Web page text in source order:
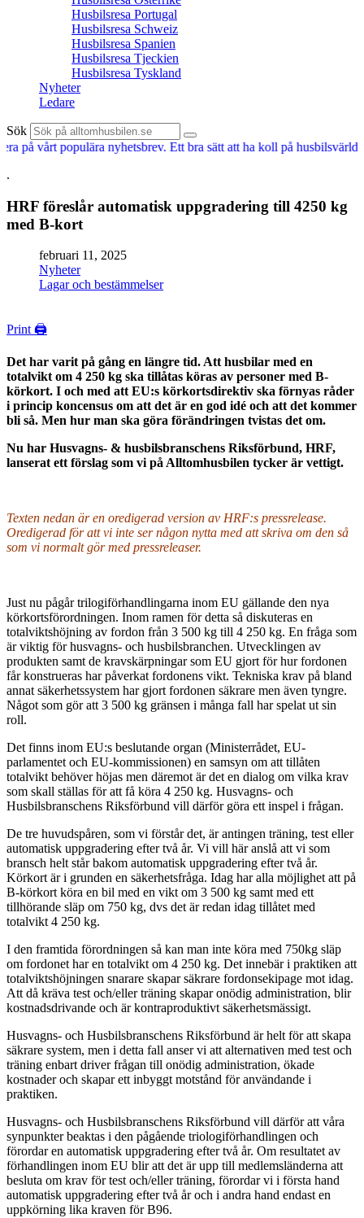
Husbilsresa Portugal
Husbilsresa Schweiz
Husbilsresa Spanien
Husbilsresa Tjeckien
Husbilsresa Tyskland
Nyheter
Ledare
Sök
på vårt populära nyhetsbrev. Ett bra sätt att ha koll på husbilsvärlden.
.
HRF föreslår automatisk uppgradering till 4250 kg
med B-kort
februari 11, 2025
Nyheter
Lagar och bestämmelser
Print 🖨
Det har varit på gång en längre tid. Att husbilar med en
totalvikt om 4 250 kg ska tillåtas köras av personer med B-
körkort. I och med att EU:s körkortsdirektiv ska förnyas råder
i princip koncensus om att det är en god idé och att det kommer
bli så. Men hur man ska göra förändringen tvistas det om.
Nu har Husvagns- & husbilsbranschens Riksförbund, HRF,
lanserat ett förslag som vi på Alltomhusbilen tycker är vettigt.
Texten nedan är en oredigerad version av HRF:s pressrelease.
Oredigerad för att vi inte ser någon nytta med att skriva om den så
som vi normalt gör med pressreleaser.
Just nu pågår trilogiförhandlingarna inom EU gällande den nya
körkortsförordningen. Inom ramen för detta så diskuteras en
totalviktshöjning av fordon från 3 500 kg till 4 250 kg. En fråga som
är viktig för husvagns- och husbilsbranchen. Utvecklingen av
produkten samt de kravskärpningar som EU gjort för hur fordonen
får konstrueras har påverkat fordonens vikt. Tekniska krav på bland
annat säkerhetssystem har gjort fordonen säkrare men även tyngre.
Något som gör att 3 500 kg gränsen i många fall har spelat ut sin
roll.
Det finns inom EU:s beslutande organ (Ministerrådet, EU-
parlamentet och EU-kommissionen) en samsyn om att tillåten
totalvikt behöver höjas men däremot är det en dialog om vilka krav
som skall ställas för att få köra 4 250 kg. Husvagns- och
Husbilsbranschens Riksförbund vill därför göra ett inspel i frågan.
De tre huvudspåren, som vi förstår det, är antingen träning, test eller
automatisk uppgradering efter två år. Vi vill här anslå att vi som
bransch helt står bakom automatisk uppgradering efter två år.
Körkort är i grunden en säkerhetsfråga. Idag har alla möjlighet att på
B-körkort köra en bil med en vikt om 3 500 kg samt med ett
tillhörande släp om 750 kg, dvs det är redan idag tillåtet med
totalvikt 4 250 kg.
I den framtida förordningen så kan man inte köra med 750kg släp
om fordonet har en totalvikt om 4 250 kg. Det innebär i praktiken att
totalviktshöjningen snarare skapar säkrare fordonsekipage mot idag.
Att då kräva test och/eller träning skapar onödig administration, blir
kostnadsdrivande och är kontraproduktivt säkerhetsmässigt.
Husvagns- och Husbilsbranschens Riksförbund är helt för att skapa
säkrare system, men i detta fall anser vi att alternativen med test och
träning enbart driver frågan till onödig administration, ökade
kostnader och skapar ett inbyggt motstånd för användande i
praktiken.
Husvagns- och Husbilsbranschens Riksförbund vill därför att våra
synpunkter beaktas i den pågående triologiförhandlingen och
förordar en automatisk uppgradering efter två år. Om resultatet av
förhandlingen inom EU blir att det är upp till medlemsländerna att
besluta om krav för test och/eller träning, förordar vi i första hand
automatisk uppgradering efter två år och i andra hand endast en
uppkörning lika kraven för B96.